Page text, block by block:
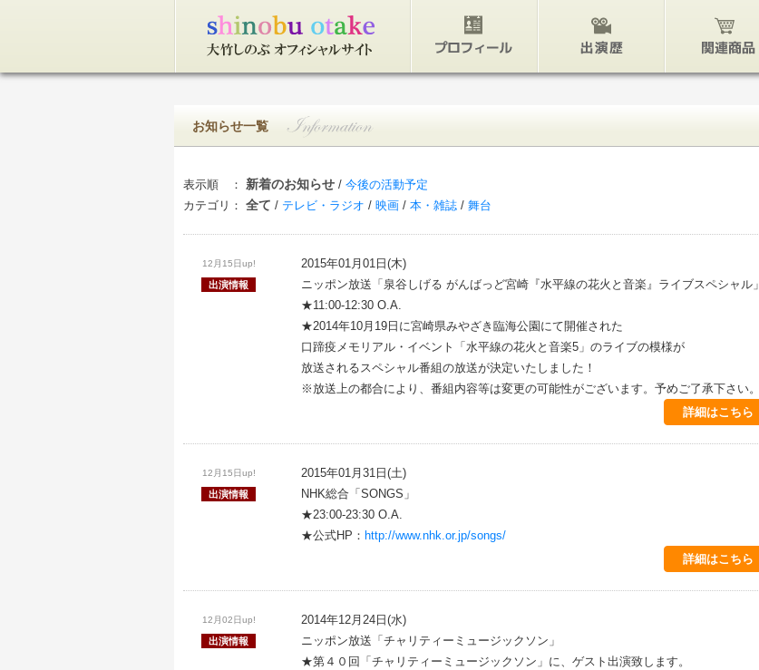
お知らせ一覧
表示順 ： 新着のお知らせ / 今後の活動予定
カテゴリ： 全て / テレビ・ラジオ / 映画 / 本・雑誌 / 舞台
12月15日up!
出演情報
2015年01月01日(木)
ニッポン放送「泉谷しげる がんばっど宮崎『水平線の花火と音楽』ライブスペシャル」
★11:00-12:30 O.A.
★2014年10月19日に宮崎県みやざき臨海公園にて開催された
口蹄疫メモリアル・イベント「水平線の花火と音楽5」のライブの模様が
放送されるスペシャル番組の放送が決定いたしました！
※放送上の都合により、番組内容等は変更の可能性がございます。予めご了承下さい。
詳細はこちら
12月15日up!
出演情報
2015年01月31日(土)
NHK総合「SONGS」
★23:00-23:30 O.A.
★公式HP： http://www.nhk.or.jp/songs/
詳細はこちら
12月02日up!
出演情報
2014年12月24日(水)
ニッポン放送「チャリティーミュージックソン」
★第４０回「チャリティーミュージックソン」に、ゲスト出演致します。